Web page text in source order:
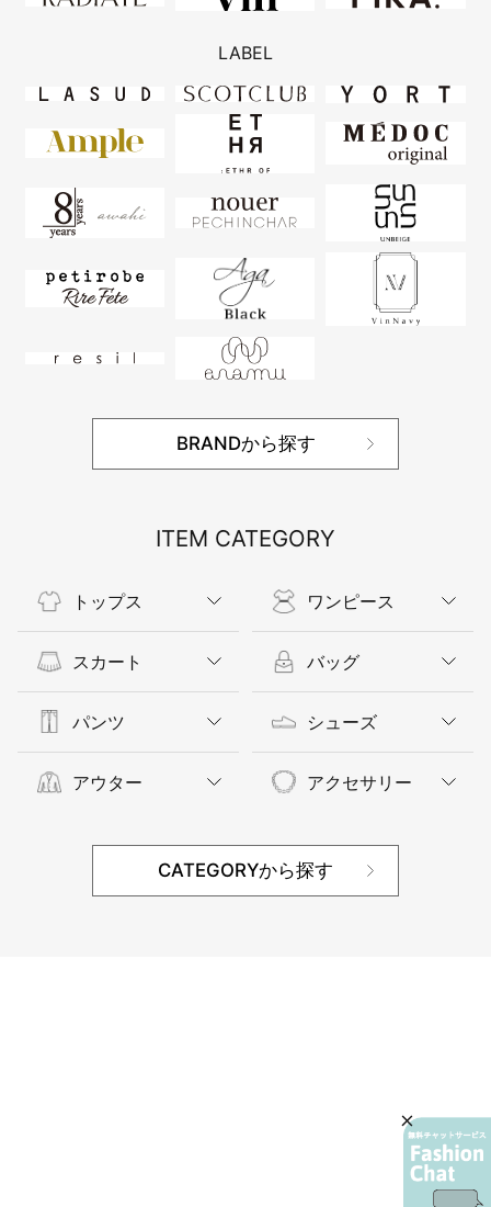
LABEL
BRANDから探す
ITEM CATEGORY
トップス
スカート
パンツ
アウター
ワンピース
バッグ
シューズ
アクセサリー
CATEGORYから探す